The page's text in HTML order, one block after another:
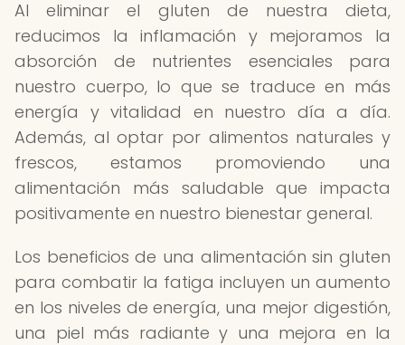
Al eliminar el gluten de nuestra dieta,
reducimos la inflamación y mejoramos la
absorción de nutrientes esenciales para
nuestro cuerpo, lo que se traduce en más
energía y vitalidad en nuestro día a día.
Además, al optar por alimentos naturales y
frescos, estamos promoviendo una
alimentación más saludable que impacta
positivamente en nuestro bienestar general.
Los beneficios de una alimentación sin gluten
para combatir la fatiga incluyen un aumento
en los niveles de energía, una mejor digestión,
una piel más radiante y una mejora en la